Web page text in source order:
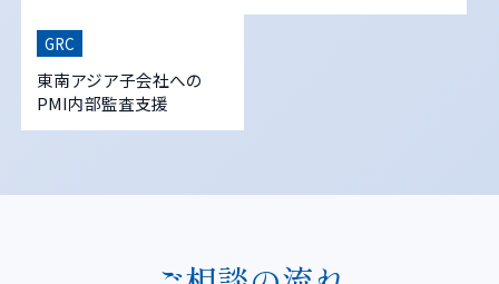
GRC
東南アジア子会社への
PMI内部監査支援